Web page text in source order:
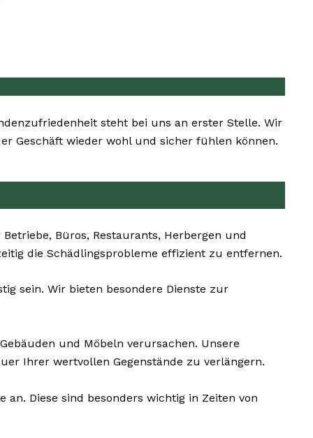
steht bei uns an erster Stelle. Wir
Geschäft wieder wohl und sicher fühlen können.
Büros, Restaurants, Herbergen und
die Schädlingsprobleme effizient zu entfernen.
sein. Wir bieten besondere Dienste zur
und Möbeln verursachen. Unsere
Ihrer wertvollen Gegenstände zu verlängern.
Diese sind besonders wichtig in Zeiten von